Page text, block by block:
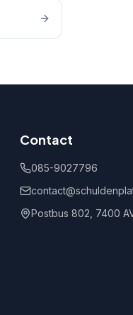
Contact
085-9027796
Postbus 802, 7400